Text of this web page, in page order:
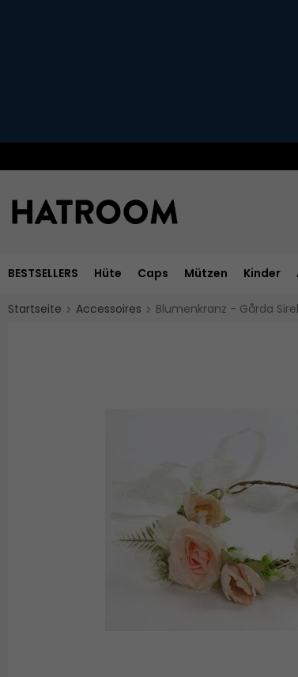
BESTSELLERS Hüte Caps Mützen Kinder
Startseite Accessoires Blumenkranz - Gårda